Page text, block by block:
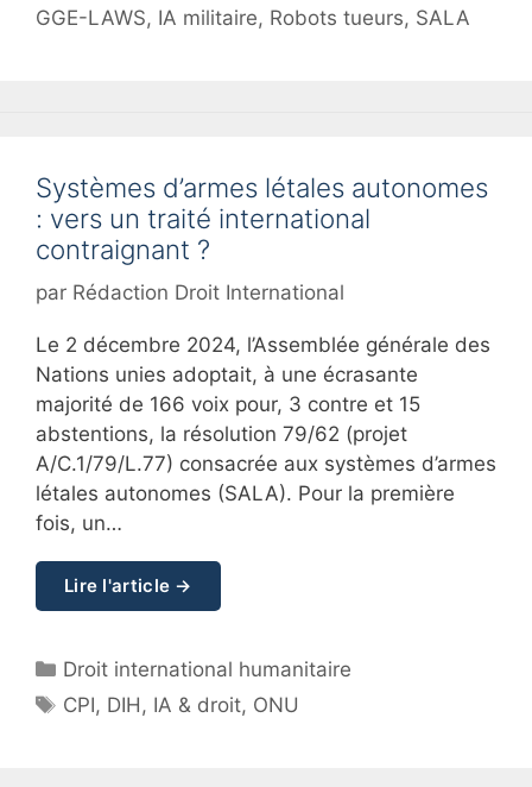
GGE-LAWS, IA militaire, Robots tueurs, SALA
Systèmes d’armes létales autonomes
: vers un traité international
contraignant ?
par Rédaction Droit International
Le 2 décembre 2024, l’Assemblée générale des
Nations unies adoptait, à une écrasante
majorité de 166 voix pour, 3 contre et 15
abstentions, la résolution 79/62 (projet
A/C.1/79/L.77) consacrée aux systèmes d’armes
létales autonomes (SALA). Pour la première
fois, un…
Lire l'article →
Catégories
Droit international humanitaire
Étiquettes
CPI, DIH , IA & droit, ONU